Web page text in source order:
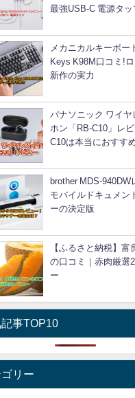
最強USB-C 電源タッ
メカニカルキーボー
Keys K98M口コミ!
新作の実力
パナソニック ワイヤ
ホン「RB-C10」レ
C10は本当におすす
brother MDS-940DW
モバイルドキュメン
ーの決定版
【ふるさと納税】富
の口コミ｜赤肉厳選
ー
記事TOP10
リー